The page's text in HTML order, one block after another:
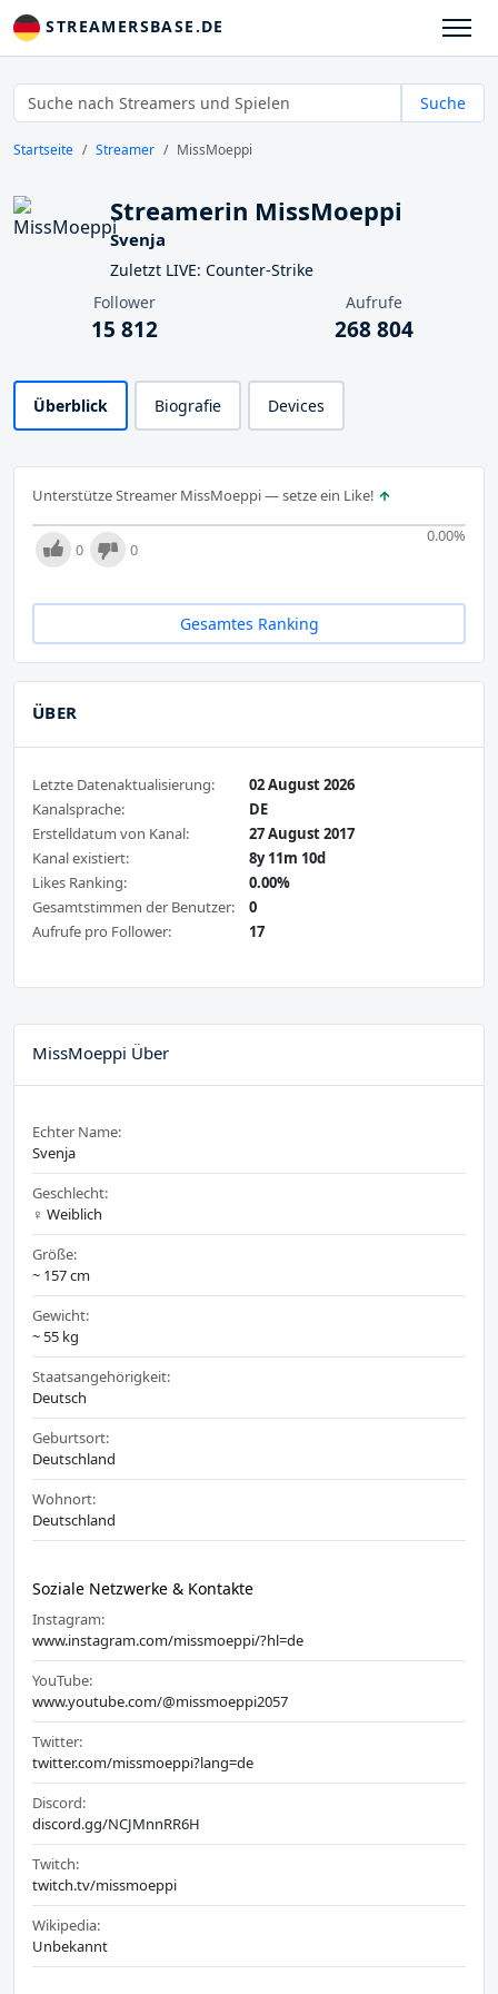
STREAMERSBASE.DE
Suche
Startseite Streamer MissMoeppi
Streamerin MissMoeppi
Svenja
Zuletzt LIVE: Counter-Strike
Follower
15 812
Aufrufe
268 804
Überblick Biografie Devices
Unterstütze Streamer MissMoeppi — setze ein Like!
0.00%
0 0
Gesamtes Ranking
ÜBER
Letzte Datenaktualisierung:
02 August 2026
Kanalsprache:
DE
Erstelldatum von Kanal:
27 August 2017
Kanal existiert:
8y 11m 10d
Likes Ranking:
0.00%
Gesamtstimmen der Benutzer:
0
Aufrufe pro Follower:
17
MissMoeppi Über
Echter Name:
Svenja
Geschlecht:
♀️ Weiblich
Größe:
~ 157 cm
Gewicht:
~ 55 kg
Staatsangehörigkeit:
Deutsch
Geburtsort:
Deutschland
Wohnort:
Deutschland
Soziale Netzwerke & Kontakte
Instagram:
www.instagram.com/missmoeppi/?hl=de
YouTube:
www.youtube.com/@missmoeppi2057
Twitter:
twitter.com/missmoeppi?lang=de
Discord:
discord.gg/NCJMnnRR6H
Twitch:
twitch.tv/missmoeppi
Wikipedia:
Unbekannt